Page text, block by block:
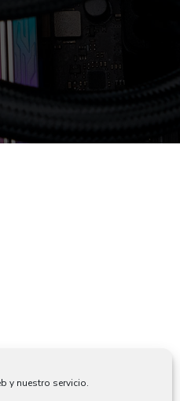
y nuestro servicio.